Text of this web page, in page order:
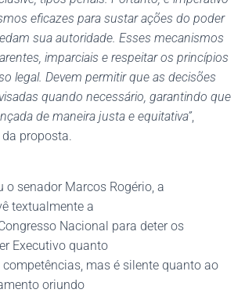
eficazes para sustar ações do poder
sua autoridade. Esses mecanismos
imparciais e respeitar os princípios
legal. Devem permitir que as decisões
quando necessário, garantindo que
de maneira justa e equitativa”,
proposta.
o senador Marcos Rogério, a
textualmente a
Nacional para deter os
Executivo quanto
mas é silente quanto ao
oriundo